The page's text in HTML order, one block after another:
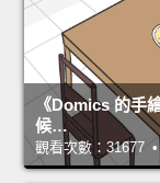
《Domics 的手
候…
觀看次數：31677